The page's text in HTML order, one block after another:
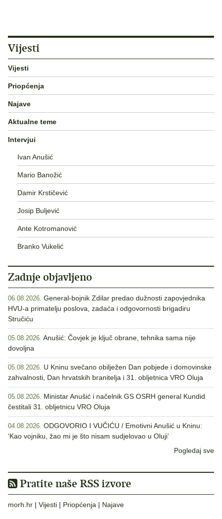
Vijesti
Vijesti
Priopćenja
Najave
Aktualne teme
Intervjui
Ivan Anušić
Mario Banožić
Damir Krstičević
Josip Buljević
Ante Kotromanović
Branko Vukelić
Zadnje objavljeno
06.08.2026. General-bojnik Zdilar predao dužnosti zapovjednika
HVU-a primatelju poslova, zadaća i odgovornosti brigadiru
Stručiću
05.08.2026. Anušić: Čovjek je ključ obrane, tehnika sama nije
dovoljna
05.08.2026. U Kninu svečano obilježen Dan pobjede i domovinske
zahvalnosti, Dan hrvatskih branitelja i 31. obljetnica VRO Oluja
05.08.2026. Ministar Anušić i načelnik GS OSRH general Kundid
čestitali 31. obljetnicu VRO Oluja
04.08.2026. ODGOVORIO I VUČIĆU / Emotivni Anušić u Kninu:
‘Kao vojniku, žao mi je što nisam sudjelovao u Oluji’
Pogledaj sve
Pratite naše RSS izvore
morh.hr | Vijesti | Priopćenja | Najave